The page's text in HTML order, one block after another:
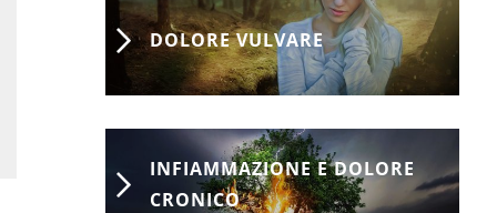
DOLORE VULVARE
INFIAMMAZIONE E DOLORE
CRONICO